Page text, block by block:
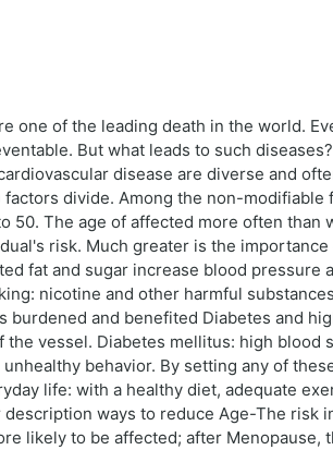
one of the leading death in the world.
But what leads to such
disease are diverse and
divide. Among the non-modifiable
The age of affected more often than
risk. Much greater is the
fat and sugar increase blood pressure
nicotine and other harmful
and benefited Diabetes and
vessel. Diabetes mellitus: high blood
behavior. By setting any of
life: with a healthy diet, adequate
ways to reduce Age-The risk
likely to be affected; after Menopause,